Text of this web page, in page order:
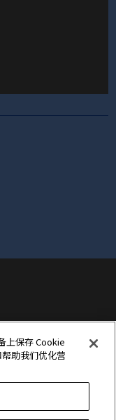
上保存 Cookie
助我们优化营